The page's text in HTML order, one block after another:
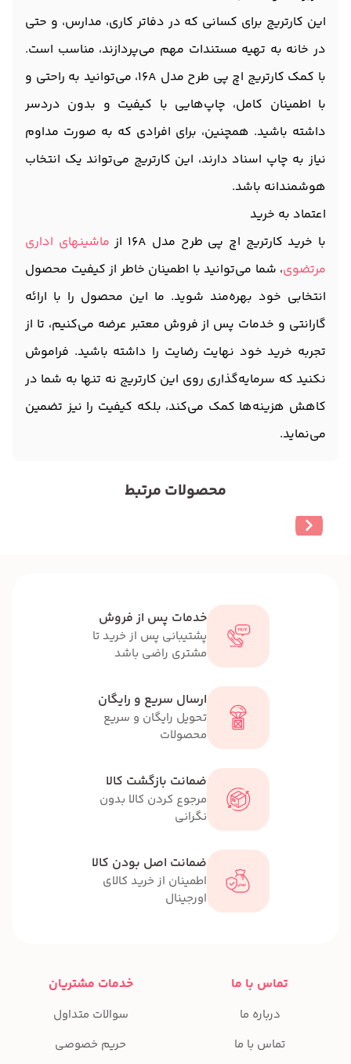
این کارتریج برای کسانی که در دفاتر کاری، مدارس، و حتی
در خانه به تهیه مستندات مهم می‌پردازند، مناسب است.
با کمک کارتریج اچ پی طرح مدل 16A، می‌توانید به راحتی و
با اطمینان کامل، چاپ‌هایی با کیفیت و بدون دردسر
داشته باشید. همچنین، برای افرادی که به صورت مداوم
نیاز به چاپ اسناد دارند، این کارتریج می‌تواند یک انتخاب
هوشمندانه باشد.
اعتماد به خرید
با خرید کارتریج اچ پی طرح مدل 16A از
ماشینهای اداری
مرتضوی، شما می‌توانید با اطمینان خاطر از کیفیت محصول
انتخابی خود بهره‌مند شوید. ما این محصول را با ارائه
گارانتی و خدمات پس از فروش معتبر عرضه می‌کنیم، تا از
تجربه خرید خود نهایت رضایت را داشته باشید. فراموش
نکنید که سرمایه‌گذاری روی این کارتریج نه تنها به شما در
کاهش هزینه‌ها کمک می‌کند، بلکه کیفیت را نیز تضمین
می‌نماید.
محصولات مرتبط
خدمات پس از فروش
پشتیبانی پس از خرید تا
مشتری راضی باشد
ارسال سریع و رایگان
تحویل رایگان و سریع
محصولات
ضمانت بازگشت کالا
مرجوع کردن کالا بدون
نگرانی
ضمانت اصل بودن کالا
اطمینان از خرید کالای
اورجینال
تماس با ما
درباره ما
تماس با ما
خدمات مشتریان
سوالات متداول
حریم خصوصی